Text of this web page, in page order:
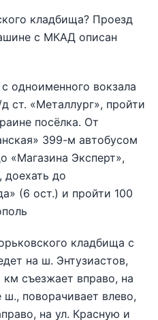
кладбища? Проезд
с МКАД описан
одноименного вокзала
ст. «Металлург», пройти
посёлка. От
399-м автобусом
«Магазина Эксперт»,
доехать до
(6 ост.) и пройти 100
кладбища с
на ш. Энтузиастов,
съезжает вправо, на
поворачивает влево,
на ул. Красную и